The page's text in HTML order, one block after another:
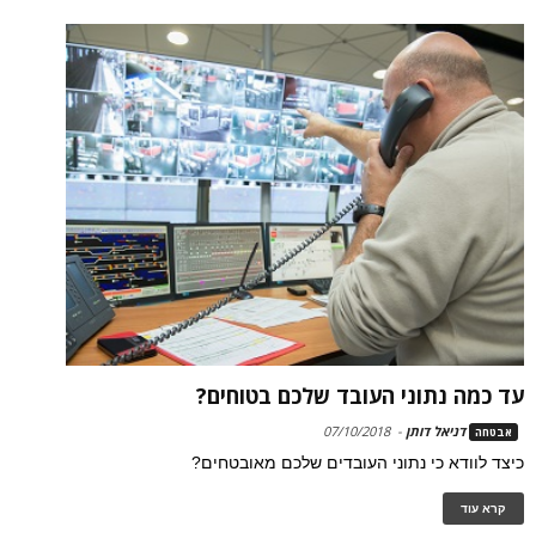
עד כמה נתוני העובד שלכם בטוחים?
אבטחה דניאל דותן -
07/10/2018
כיצד לוודא כי נתוני העובדים שלכם מאובטחים?
קרא עוד